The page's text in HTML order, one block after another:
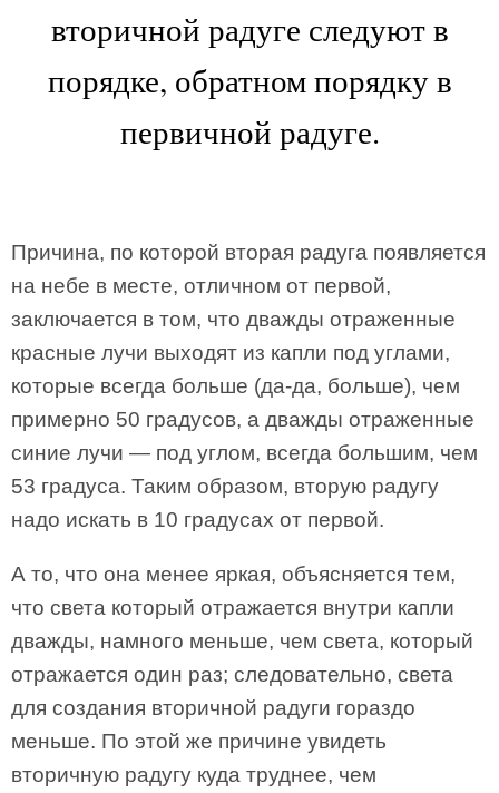
вторичной радуге следуют в
порядке, обратном порядку в
первичной радуге.
Причина, по которой вторая радуга появляется
на небе в месте, отличном от первой,
заключается в том, что дважды отраженные
красные лучи выходят из капли под углами,
которые всегда больше (да-да, больше), чем
примерно 50 градусов, а дважды отраженные
синие лучи — под углом, всегда большим, чем
53 градуса. Таким образом, вторую радугу
надо искать в 10 градусах от первой.
А то, что она менее яркая, объясняется тем,
что света который отражается внутри капли
дважды, намного меньше, чем света, который
отражается один раз; следовательно, света
для создания вторичной радуги гораздо
меньше. По этой же причине увидеть
вторичную радугу куда труднее, чем